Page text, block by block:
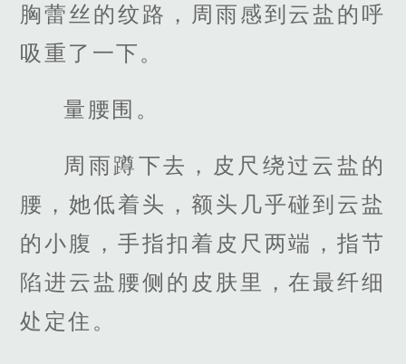
胸蕾丝的纹路，周雨感到云盐的呼
吸重了一下。
量腰围。
周雨蹲下去，皮尺绕过云盐的
腰，她低着头，额头几乎碰到云盐
的小腹，手指扣着皮尺两端，指节
陷进云盐腰侧的皮肤里，在最纤细
处定住。